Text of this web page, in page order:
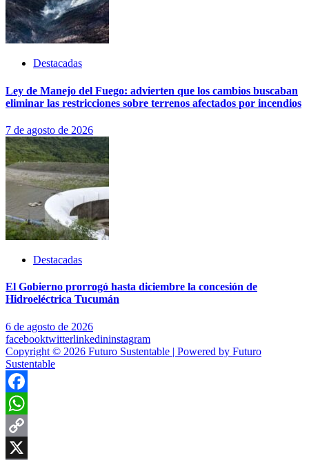
Destacadas
Ley de Manejo del Fuego: advierten que los cambios buscaban
eliminar las restricciones sobre terrenos afectados por incendios
7 de agosto de 2026
Destacadas
El Gobierno prorrogó hasta diciembre la concesión de
Hidroeléctrica Tucumán
6 de agosto de 2026
facebooktwitterlinkedininstagram
Copyright © 2026 Futuro Sustentable | Powered by Futuro
Sustentable
Facebook
WhatsApp
Copy